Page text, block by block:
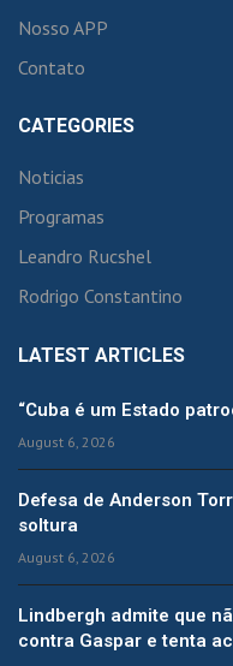
Nosso APP
Contato
CATEGORIES
Noticias
Programas
Leandro Rucshel
Rodrigo Constantino
LATEST ARTICLES
“Cuba é um Estado
August 6, 2026
Defesa de Anderson
soltura
August 6, 2026
Lindbergh admite que
contra Gaspar e tenta